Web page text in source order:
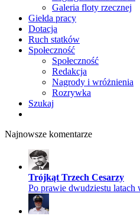
Galeria floty rzecznej
Giełda pracy
Dotacja
Ruch statków
Społeczność
Społeczność
Redakcja
Nagrody i wróżnienia
Rozrywka
Szukaj
Najnowsze komentarze
Trójkąt Trzech Cesarzy
Po prawie dwudziestu latach